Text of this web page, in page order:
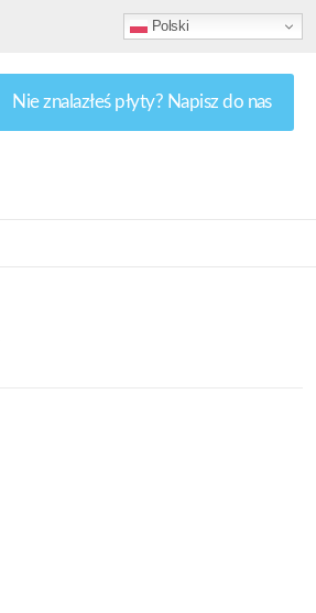
Polski
Nie znalazłeś płyty? Napisz do nas